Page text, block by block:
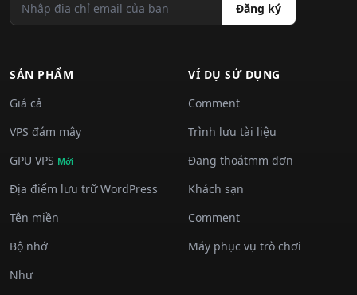
Đăng ký
SẢN PHẨM
Giá cả
VPS đám mây
GPU VPS Mới
Địa điểm lưu trữ WordPress
Tên miền
Bộ nhớ
Như
VÍ DỤ SỬ DỤNG
Comment
Trình lưu tài liệu
Đang thoátmm đơn
Khách sạn
Comment
Máy phục vụ trò chơi